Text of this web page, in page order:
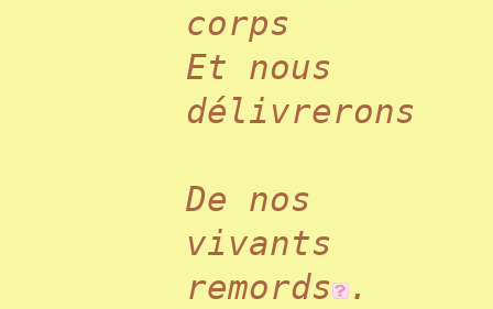
corps
Et nous
délivrerons
De nos
vivants
remords
.